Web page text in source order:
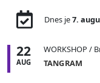
Dnes je7.
22
AUG
WORKSHOP /
TANGRAM